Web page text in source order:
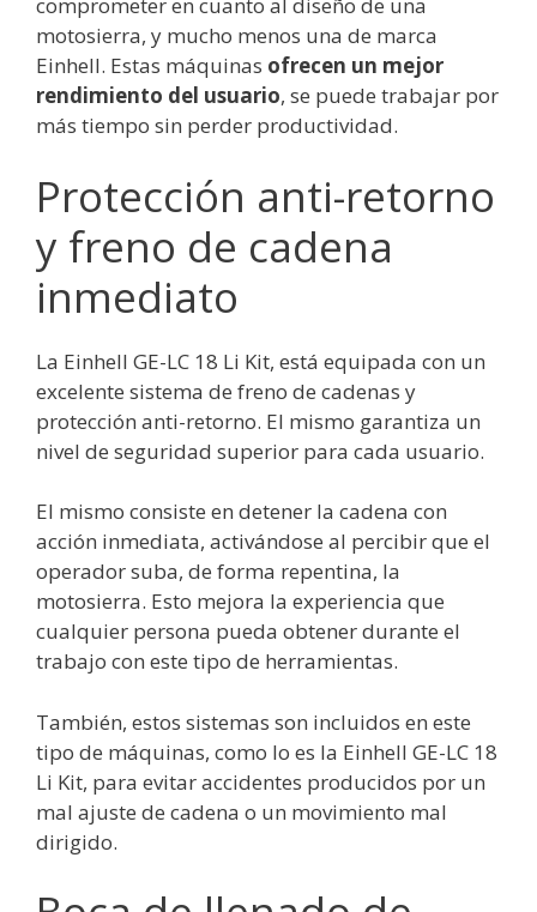
comprometer en cuanto al diseño de una
motosierra, y mucho menos una de marca
Einhell. Estas máquinas ofrecen un mejor
rendimiento del usuario, se puede trabajar por
más tiempo sin perder productividad.
Protección anti-retorno
y freno de cadena
inmediato
La Einhell GE-LC 18 Li Kit, está equipada con un
excelente sistema de freno de cadenas y
protección anti-retorno. El mismo garantiza un
nivel de seguridad superior para cada usuario.
El mismo consiste en detener la cadena con
acción inmediata, activándose al percibir que el
operador suba, de forma repentina, la
motosierra. Esto mejora la experiencia que
cualquier persona pueda obtener durante el
trabajo con este tipo de herramientas.
También, estos sistemas son incluidos en este
tipo de máquinas, como lo es la Einhell GE-LC 18
Li Kit, para evitar accidentes producidos por un
mal ajuste de cadena o un movimiento mal
dirigido.